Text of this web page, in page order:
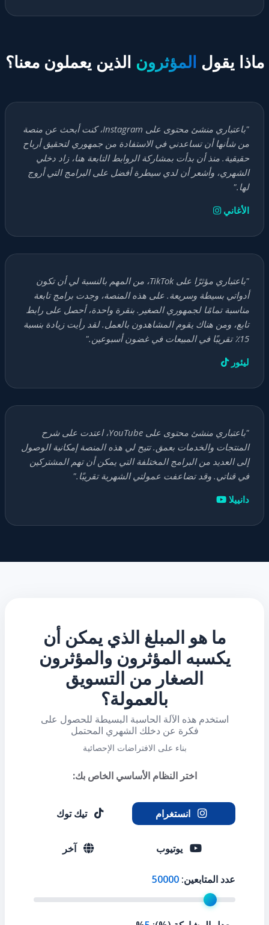
ماذا يقول المؤثرون الذين يعملون معنا؟
"باعتباري منشئ محتوى على Instagram، كنت أبحث عن منصة
من شأنها أن تساعدني في الاستفادة من جمهوري لتحقيق أرباح
حقيقية. منذ أن بدأت بمشاركة الروابط التابعة هنا، زاد دخلي
الشهري، وأشعر أن لدي سيطرة أفضل على البرامج التي أروج
لها."
الأغاني
"باعتباري مؤثرًا على TikTok، من المهم بالنسبة لي أن تكون
أدواتي بسيطة وسريعة. على هذه المنصة، وجدت برامج تابعة
مناسبة تمامًا لجمهوري الصغير. بنقرة واحدة، أحصل على رابط
تابع، ومن هناك يقوم المشاهدون بالعمل. لقد رأيت زيادة بنسبة
15٪ تقريبًا في المبيعات في غضون أسبوعين."
ليئور
"باعتباري منشئ محتوى على YouTube، اعتدت على شرح
المنتجات والخدمات بعمق. تتيح لي هذه المنصة إمكانية الوصول
إلى العديد من البرامج المختلفة التي يمكن أن تهم المشتركين
في قناتي. وقد تضاعفت عمولتي الشهرية تقريبًا."
دانييلا
ما هو المبلغ الذي يمكن أن
يكسبه المؤثرون والمؤثرون
الصغار من التسويق
بالعمولة؟
استخدم هذه الآلة الحاسبة البسيطة للحصول على
فكرة عن دخلك الشهري المحتمل
بناء على الافتراضات الإحصائية
اختر النظام الأساسي الخاص بك:
انستغرام تيك توك
يوتيوب آخر
عدد المتابعين: 50000